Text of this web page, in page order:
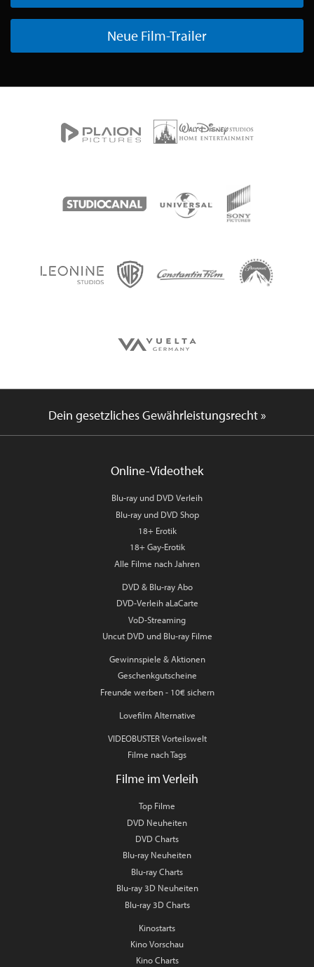
Neue Film-Trailer
Dein gesetzliches Gewährleistungsrecht »
Online-Videothek
Blu-ray und DVD Verleih
Blu-ray und DVD Shop
18+ Erotik
18+ Gay-Erotik
Alle Filme nach Jahren
DVD & Blu-ray Abo
DVD-Verleih aLaCarte
VoD-Streaming
Uncut DVD und Blu-ray Filme
Gewinnspiele & Aktionen
Geschenkgutscheine
Freunde werben - 10€ sichern
Lovefilm Alternative
VIDEOBUSTER Vorteilswelt
Filme nach Tags
Filme im Verleih
Top Filme
DVD Neuheiten
DVD Charts
Blu-ray Neuheiten
Blu-ray Charts
Blu-ray 3D Neuheiten
Blu-ray 3D Charts
Kinostarts
Kino Vorschau
Kino Charts